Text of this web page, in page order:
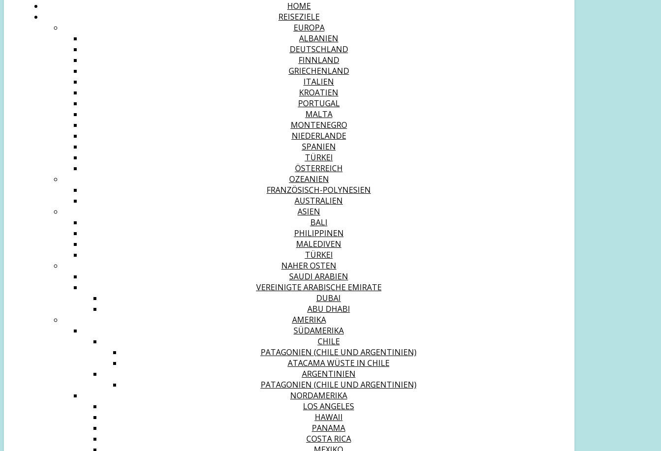
HOME
REISEZIELE
EUROPA
ALBANIEN
DEUTSCHLAND
FINNLAND
GRIECHENLAND
ITALIEN
KROATIEN
PORTUGAL
MALTA
MONTENEGRO
NIEDERLANDE
SPANIEN
TÜRKEI
ÖSTERREICH
OZEANIEN
FRANZÖSISCH-POLYNESIEN
AUSTRALIEN
ASIEN
BALI
PHILIPPINEN
MALEDIVEN
TÜRKEI
NAHER OSTEN
SAUDI ARABIEN
VEREINIGTE ARABISCHE EMIRATE
DUBAI
ABU DHABI
AMERIKA
SÜDAMERIKA
CHILE
PATAGONIEN (CHILE UND ARGENTINIEN)
ATACAMA WÜSTE IN CHILE
ARGENTINIEN
PATAGONIEN (CHILE UND ARGENTINIEN)
NORDAMERIKA
LOS ANGELES
HAWAII
PANAMA
COSTA RICA